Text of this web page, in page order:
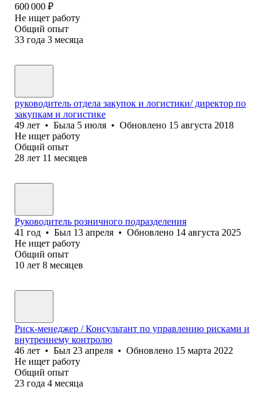
600 000 ₽
Не ищет работу
Общий опыт
33 года 3 месяца
руководитель отдела закупок и логистики/ директор по
закупкам и логистике
49 лет • Была 5 июля • Обновлено 15 августа 2018
Не ищет работу
Общий опыт
28 лет 11 месяцев
Руководитель розничного подразделения
41 год • Был 13 апреля • Обновлено 14 августа 2025
Не ищет работу
Общий опыт
10 лет 8 месяцев
Риск-менеджер / Консультант по управлению рисками и
внутреннему контролю
46 лет • Был 23 апреля • Обновлено 15 марта 2022
Не ищет работу
Общий опыт
23 года 4 месяца